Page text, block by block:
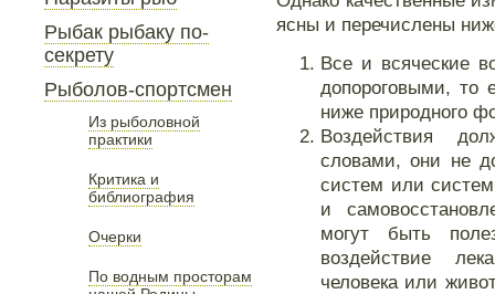
Рыбак рыбаку по-
секрету
Рыболов-спортсмен
Из рыболовной
практики
Критика и
библиография
Очерки
По водным просторам
ясны и перечислены
Все и всяческие
допороговыми, то
ниже природного
Воздействия
словами, они не
систем или
и
могут быть
воздействие
человека или